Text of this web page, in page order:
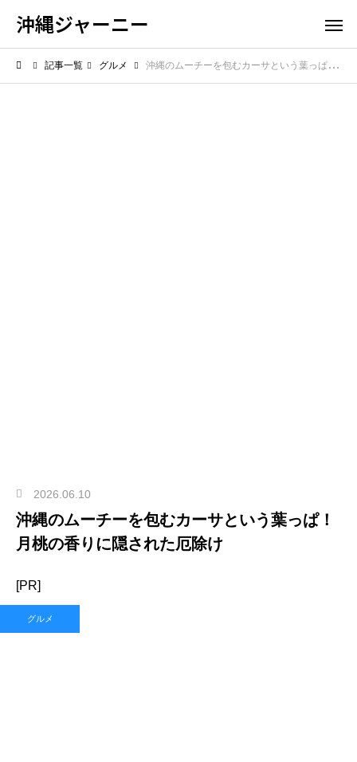
沖縄ジャーニー
記事一覧 グルメ 沖縄のムーチーを包むカーサという葉っぱ！月桃の香りに隠された厄除け
2026.06.10
沖縄のムーチーを包むカーサという葉っぱ！
月桃の香りに隠された厄除け
[PR]
グルメ